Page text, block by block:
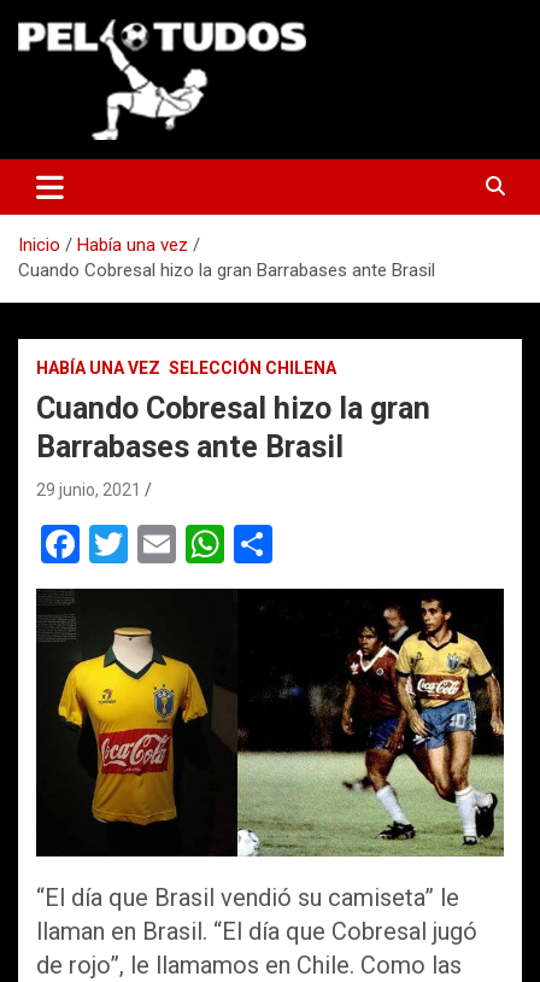
Inicio
Había una vez
Cuando Cobresal hizo la gran Barrabases ante Brasil
HABÍA UNA VEZ SELECCIÓN CHILENA
Cuando Cobresal hizo la gran
Barrabases ante Brasil
29 junio, 2021
F
a
ce
b
o
o
k
T
wi
tt
er
E
m
W
h
A
p
p
o
ar
“El día que Brasil vendió su camiseta” le
llaman en Brasil. “El día que Cobresal jugó
de rojo”, le llamamos en Chile. Como las